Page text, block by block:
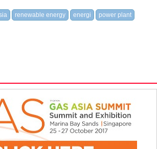
renewable energy energi
power plant